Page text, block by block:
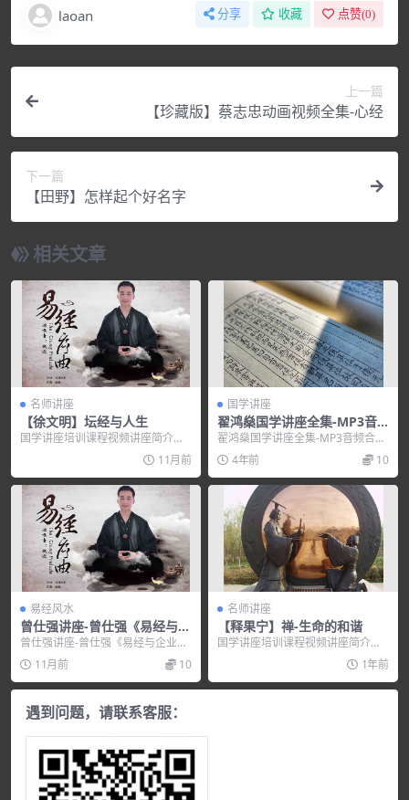
laoan 分享 收藏 点赞(0)
上一篇
【珍藏版】蔡志忠动画视频全集-心经
下一篇
【田野】怎样起个好名字
相关文章
名师讲座
【徐文明】坛经与人生
国学讲座培训课程视频讲座简介：
【徐文明】坛经与人生 内容简介：
11月前
国学讲座
翟鸿燊国学讲座全集-MP3音
频合集
翟鸿燊国学讲座全集-MP3音频合
集，培训讲座视频，培训课程视频
教程下载，百度网盘...
4年前 10
易经风水
曾仕强讲座-曾仕强《易经与企
业决策管理》
曾仕强讲座-曾仕强《易经与企业决
策管理》，培训讲座视频，培训课
程视频教程下载，百...
11月前 10
名师讲座
【释果宁】禅-生命的和谐
国学讲座培训课程视频讲座简介：
—–中华传统文化研究会副...
1年前
遇到问题，请联系客服：